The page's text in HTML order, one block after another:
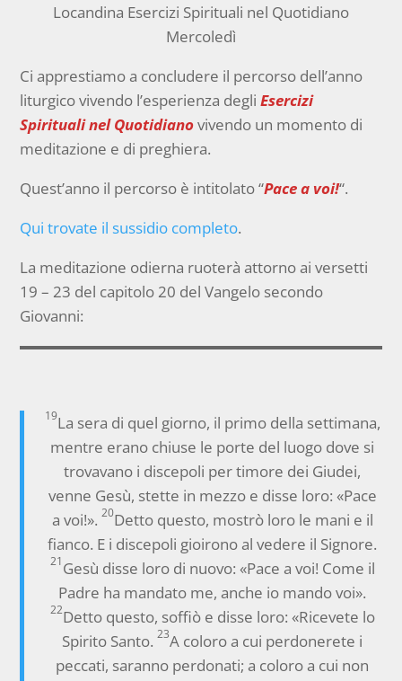
Locandina Esercizi Spirituali nel Quotidiano
Mercoledì
Ci apprestiamo a concludere il percorso dell’anno
liturgico vivendo l’esperienza degliEsercizi
Spirituali nel Quotidianovivendo un momento di
meditazione e di preghiera.
Quest’anno il percorso è intitolato “Pace a voi!“.
Qui trovate il sussidio completo.
La meditazione odierna ruoterà attorno ai versetti
19 – 23 del capitolo 20 del Vangelo secondo
Giovanni:
19La sera di quel giorno, il primo della settimana,
mentre erano chiuse le porte del luogo dove si
trovavano i discepoli per timore dei Giudei,
venne Gesù, stette in mezzo e disse loro: «Pace
a voi!». 20Detto questo, mostrò loro le mani e il
fianco. E i discepoli gioirono al vedere il Signore.
21Gesù disse loro di nuovo: «Pace a voi! Come il
Padre ha mandato me, anche io mando voi».
22Detto questo, soffiò e disse loro: «Ricevete lo
Spirito Santo. 23A coloro a cui perdonerete i
peccati, saranno perdonati; a coloro a cui non